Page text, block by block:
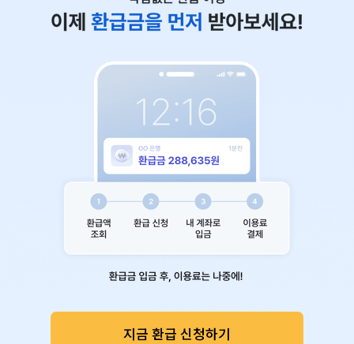
지금 환급 신청하기